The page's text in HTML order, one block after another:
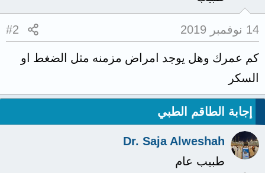
14 نوفمبر 2019 #2
كم عمرك وهل يوجد امراض مزمنه مثل الضغط او
السكر
إجابة الطاقم الطبي
Dr. Saja Alweshah
طبيب عام